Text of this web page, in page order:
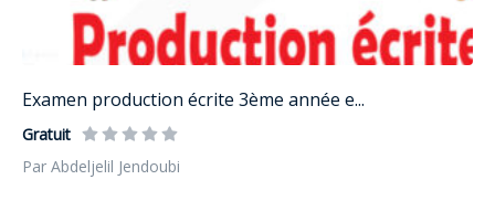
Examen production écrite 3ème année e...
Gratuit
Par Abdeljelil Jendoubi